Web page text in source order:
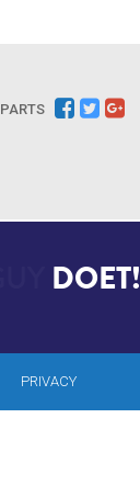
PARTS
DOET!
PRIVACY